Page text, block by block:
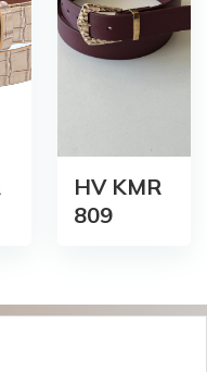
HV KMR
809